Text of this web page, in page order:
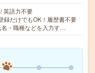
英語力不要
だけでもOK！履歴書不要
・職種などを入力す…